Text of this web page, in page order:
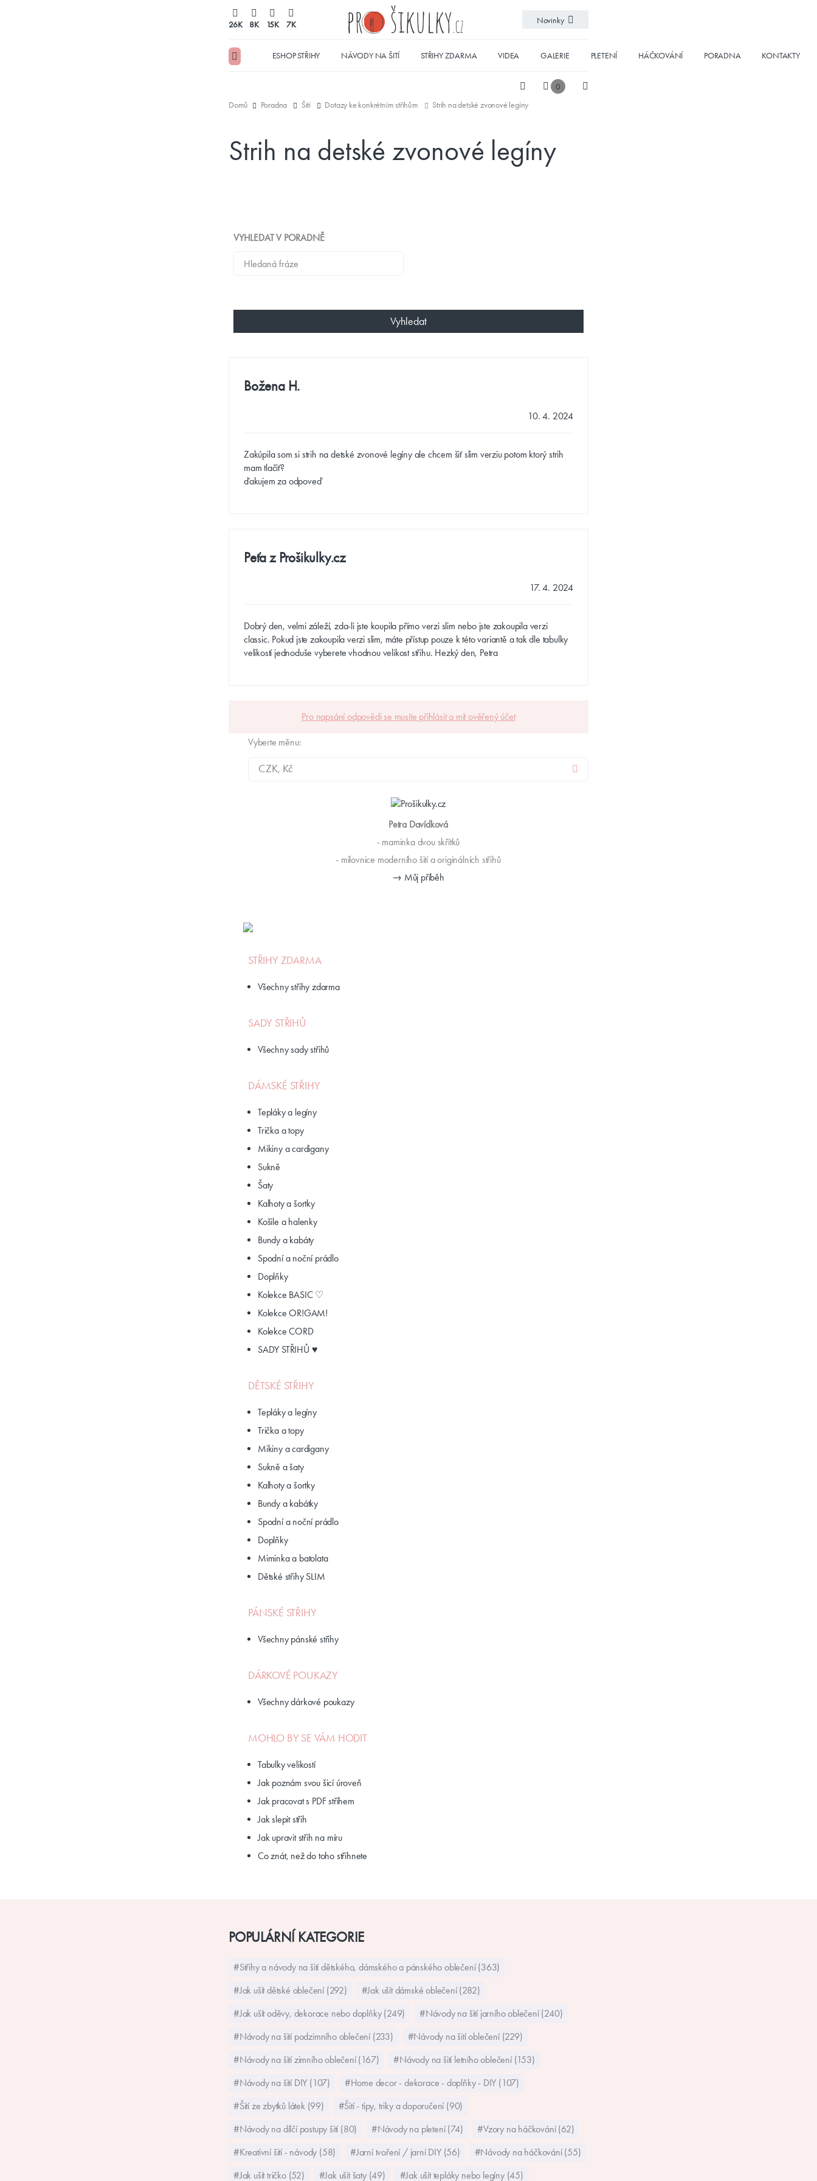
26K 8K 15K 7K Novinky
ESHOP STŘIHY NÁVODY NA ŠITÍ STŘIHY ZDARMA VIDEA GALERIE PLETENÍ HÁČKOVÁNÍ PORADNA KONTAKTY
0
Domů
Poradna Šití Dotazy ke konkrétním střihům Strih na detské zvonové legíny
Strih na detské zvonové legíny
VYHLEDAT V PORADNĚ
Vyhledat
Božena H.
10. 4. 2024
Zakúpila som si strih na detské zvonové legíny ale chcem šiť slim verziu potom ktorý strih
mam tlačiť?
ďakujem za odpoveď
Peťa z Prošikulky.cz
17. 4. 2024
Dobrý den, velmi záleží, zda-li jste koupila přímo verzi slim nebo jste zakoupila verzi
classic. Pokud jste zakoupila verzi slim, máte přístup pouze k této variantě a tak dle tabulky
velikostí jednoduše vyberete vhodnou velikost střihu. Hezký den, Petra
Pro napsání odpovědi se musíte přihlásit a mít ověřený účet
Vyberte měnu:
Petra Davídková
- maminka dvou skřítků
- milovnice moderního šití a originálních střihů
→ Můj příběh
STŘIHY ZDARMA
Všechny střihy zdarma
SADY STŘIHŮ
Všechny sady střihů
DÁMSKÉ STŘIHY
Tepláky a legíny
Trička a topy
Mikiny a cardigany
Sukně
Šaty
Kalhoty a šortky
Košile a halenky
Bundy a kabáty
Spodní a noční prádlo
Doplňky
Kolekce BASIC ♡
Kolekce OR!GAM!
Kolekce CORD
SADY STŘIHŮ ♥
DĚTSKÉ STŘIHY
Tepláky a legíny
Trička a topy
Mikiny a cardigany
Sukně a šaty
Kalhoty a šortky
Bundy a kabátky
Spodní a noční prádlo
Doplňky
Miminka a batolata
Dětské střihy SLIM
PÁNSKÉ STŘIHY
Všechny pánské střihy
DÁRKOVÉ POUKAZY
Všechny dárkové poukazy
MOHLO BY SE VÁM HODIT
Tabulky velikostí
Jak poznám svou šicí úroveň
Jak pracovat s PDF střihem
Jak slepit střih
Jak upravit střih na míru
Co znát, než do toho střihnete
POPULÁRNÍ KATEGORIE
#Střihy a návody na šití dětského, dámského a pánského oblečení (363)
#Jak ušít dětské oblečení (292)
#Jak ušít dámské oblečení (282)
#Jak ušít oděvy, dekorace nebo doplňky (249)
#Návody na šití jarního oblečení (240)
#Návody na šití podzimního oblečení (233)
#Návody na šití oblečení (229)
#Návody na šití zimního oblečení (167)
#Návody na šití letního oblečení (153)
#Návody na šití DIY (107)
#Home decor - dekorace - doplňky - DIY (107)
#Šití ze zbytků látek (99)
#Šití - tipy, triky a doporučení (90)
#Návody na dílčí postupy šití (80)
#Návody na pletení (74)
#Vzory na háčkování (62)
#Kreativní šití - návody (58)
#Jarní tvoření / jarní DIY (56)
#Návody na háčkování (55)
#Jak ušít tričko (52)
#Jak ušít šaty (49) #Jak ušít tepláky nebo legíny (45)